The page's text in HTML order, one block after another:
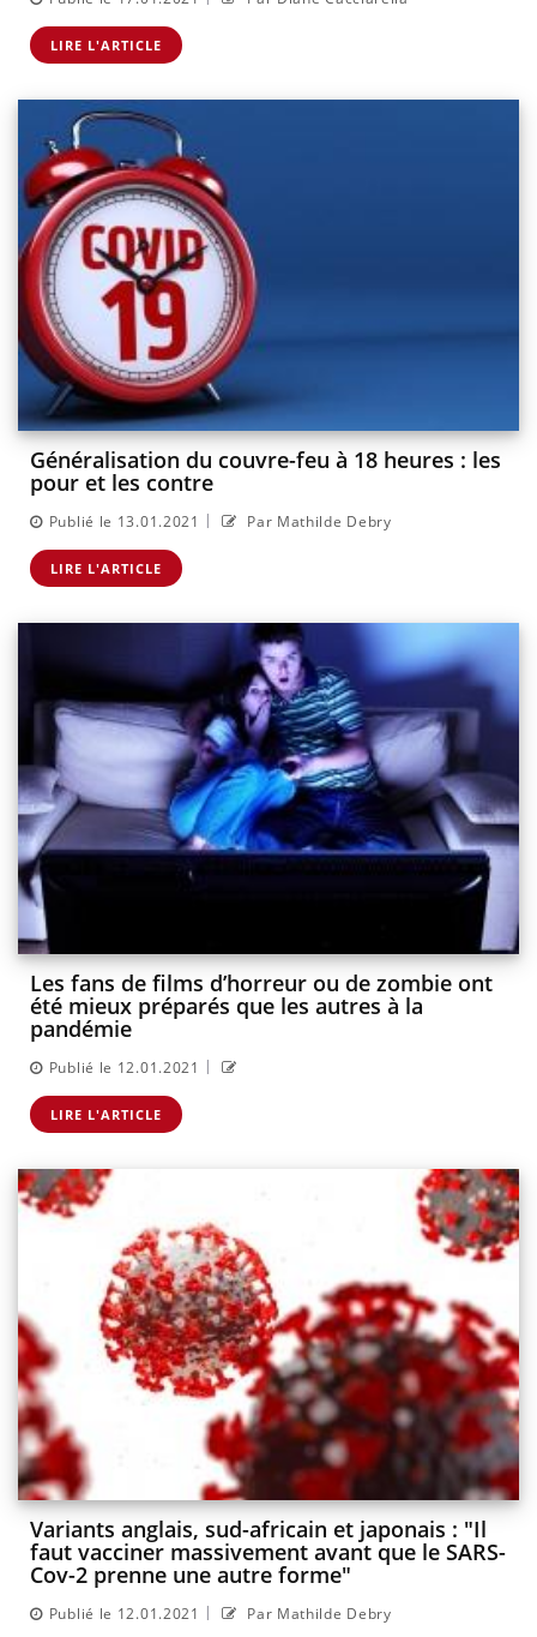
LIRE L'ARTICLE
Généralisation du couvre-feu à 18 heures : les
pour et les contre
Publié le 13.01.2021 | Par Mathilde Debry
LIRE L'ARTICLE
Les fans de films d’horreur ou de zombie ont
été mieux préparés que les autres à la
pandémie
Publié le 12.01.2021 |
LIRE L'ARTICLE
Variants anglais, sud-africain et japonais : "Il
faut vacciner massivement avant que le SARS-
Cov-2 prenne une autre forme"
Publié le 12.01.2021 | Par Mathilde Debry